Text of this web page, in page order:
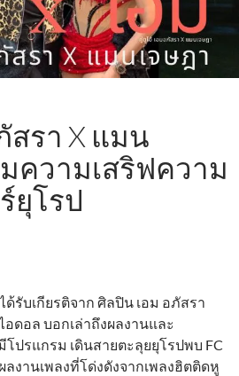
สรา ​X แมน
มความเสริฟความ
ยุโรป
รับเกียรติจาก ศิลปิน เอม อภัสรา
ดอล บอกเล่าถึงผลงานและ
ปรแกรม เดินสายตะลุยยุโรปพบ FC
งานเพลงที่โด่งดังจากเพลงฮิตติดหู